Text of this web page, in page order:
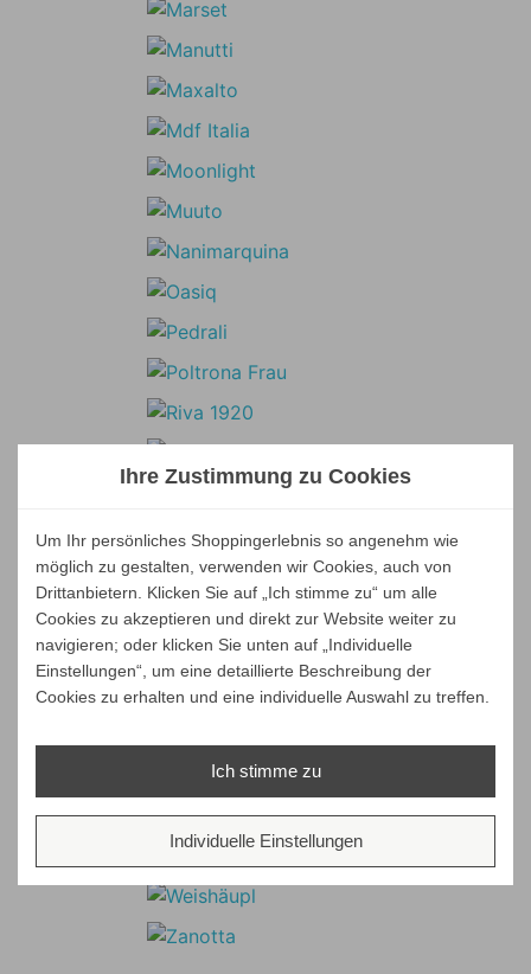
Ihre Zustimmung zu Cookies
Um Ihr persönliches Shoppingerlebnis so angenehm wie
möglich zu gestalten, verwenden wir Cookies, auch von
Drittanbietern. Klicken Sie auf „Ich stimme zu“ um alle
Cookies zu akzeptieren und direkt zur Website weiter zu
navigieren; oder klicken Sie unten auf „Individuelle
Einstellungen“, um eine detaillierte Beschreibung der
Cookies zu erhalten und eine individuelle Auswahl zu treffen.
Ich stimme zu
Individuelle Einstellungen